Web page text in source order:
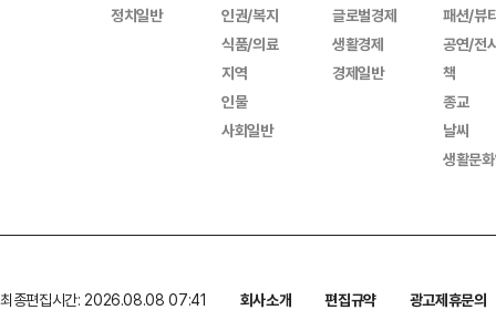
정치일반
인권/복지
식품/의료
지역
인물
사회일반
글로벌경제
생활경제
경제일반
패션/뷰
공연/전
책
종교
날씨
생활문
최종편집시간: 2026.08.08 07:41 회사소개 편집규약
광고제휴문의